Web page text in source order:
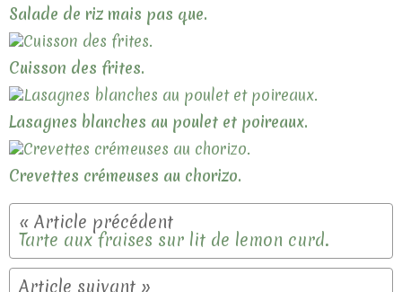
Salade de riz mais pas que.
Cuisson des frites.
Lasagnes blanches au poulet et poireaux.
Crevettes crémeuses au chorizo.
Tarte aux fraises sur lit de lemon curd.